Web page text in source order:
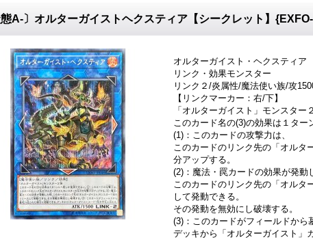
A-〕オルターガイストヘクスティア【シークレット】
オルターガイスト・ヘクスティア
リンク・効果モンスター
リンク２/炎属性/魔法使い族/攻
【リンクマーカー：右/下】
「オルターガイスト」モンスター
このカード名の(3)の効果は１ター
(1)：このカードの攻撃力は、
このカードのリンク先の「オルタ
分アップする。
(2)：魔法・罠カードの効果が発動
このカードのリンク先の「オルタ
して発動できる。
その発動を無効にし破壊する。
(3)：このカードがフィールドから
デッキから「オルターガイスト」